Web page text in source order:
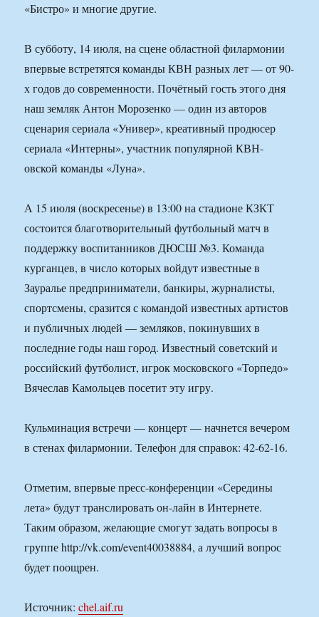
«Бистро» и многие другие.
В субботу, 14 июля, на сцене областной филармонии
впервые встретятся команды КВН разных лет — от 90-
х годов до современности. Почётный гость этого дня
наш земляк Антон Морозенко — один из авторов
сценария сериала «Универ», креативный продюсер
сериала «Интерны», участник популярной КВН-
овской команды «Луна».
А 15 июля (воскресенье) в 13:00 на стадионе КЗКТ
состоится благотворительный футбольный матч в
поддержку воспитанников ДЮСШ №3. Команда
курганцев, в число которых войдут известные в
Зауралье предприниматели, банкиры, журналисты,
спортсмены, сразится с командой известных артистов
и публичных людей — земляков, покинувших в
последние годы наш город. Известный советский и
российский футболист, игрок московского «Торпедо»
Вячеслав Камольцев посетит эту игру.
Кульминация встречи — концерт — начнется вечером
в стенах филармонии. Телефон для справок: 42-62-16.
Отметим, впервые пресс-конференции «Середины
лета» будут транслировать он-лайн в Интернете.
Таким образом, желающие смогут задать вопросы в
группе http://vk.com/event40038884, а лучший вопрос
будет поощрен.
Источник:chel.aif.ru